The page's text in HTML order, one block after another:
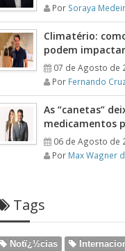
Por Soraya
Climatério:
podem
07 de Agosto de
Por Fernando
As “canetas”
medicamentos
06 de Agosto de
Por Max Wagner
Tags
Notï¿½cias